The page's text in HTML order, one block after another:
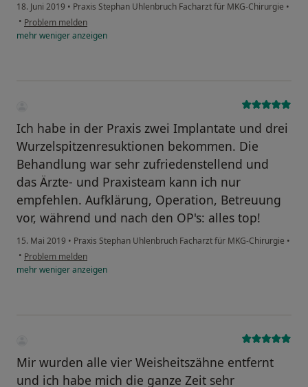
18. Juni 2019 • Praxis Stephan Uhlenbruch Facharzt für MKG-Chirurgie •
• Problem melden
mehrwenigeranzeigen
Ich habe in der Praxis zwei Implantate und drei
Wurzelspitzenresuktionen bekommen. Die
Behandlung war sehr zufriedenstellend und
das Ärzte- und Praxisteam kann ich nur
empfehlen. Aufklärung, Operation, Betreuung
vor, während und nach den OP's: alles top!
15. Mai 2019 • Praxis Stephan Uhlenbruch Facharzt für MKG-Chirurgie •
• Problem melden
mehrwenigeranzeigen
Mir wurden alle vier Weisheitszähne entfernt
und ich habe mich die ganze Zeit sehr